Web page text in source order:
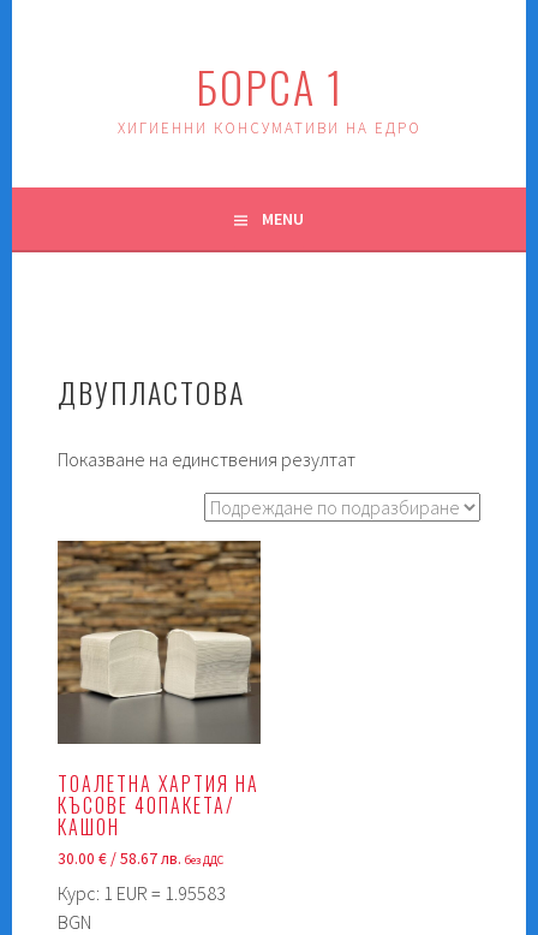
БОРСА 1
ХИГИЕННИ КОНСУМАТИВИ НА ЕДРО
MENU
ДВУПЛАСТОВА
Показване на единствения резултат
ТОАЛЕТНА ХАРТИЯ НА
КЪСОВЕ 40ПАКЕТА/
КАШОН
30.00€/ 58.67 лв.без ДДС
Курс: 1 EUR = 1.95583
BGN